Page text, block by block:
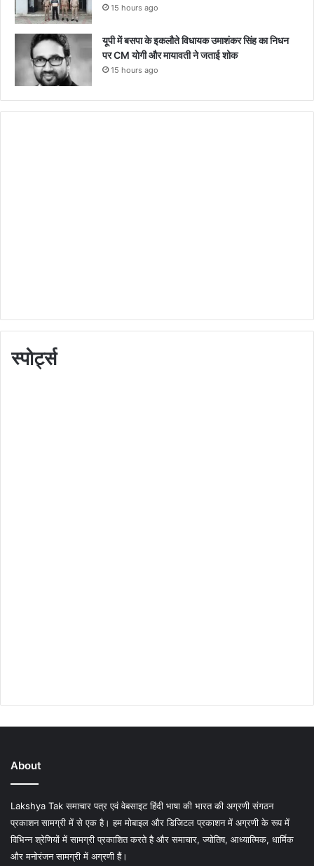
15 hours ago
यूपी में बसपा के इकलौते विधायक उमाशंकर सिंह का निधन
पर CM याेगी और मायावती ने जताई शोक
15 hours ago
स्पोर्ट्स
About
Lakshya Tak समाचार पत्र एवं वेबसाइट हिंदी भाषा की भारत की अग्रणी संगठन
प्रकाशन सामग्री में से एक है। हम मोबाइल और डिजिटल प्रकाशन में अग्रणी के रूप में
विभिन्न श्रेणियों में सामग्री प्रकाशित करते है और समाचार, ज्योतिष, आध्यात्मिक, धार्मिक
और मनोरंजन सामग्री में अग्रणी हैं।